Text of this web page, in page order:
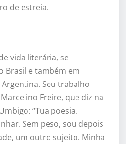
de estreia.
vida literária, se
Brasil e também em
Argentina. Seu trabalho
Freire, que diz na
“Tua poesia,
Sem peso, sou depois
um outro sujeito. Minha